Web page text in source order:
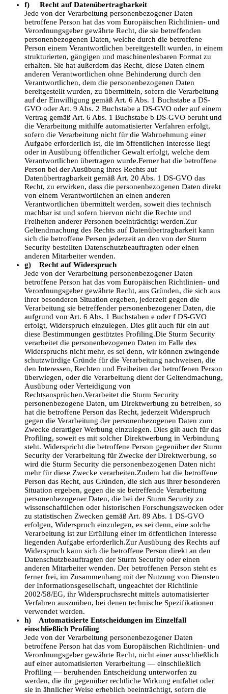
f) Recht auf Datenübertragbarkeit
Jede von der Verarbeitung personenbezogener Daten
betroffene Person hat das vom Europäischen Richtlinien- und
Verordnungsgeber gewährte Recht, die sie betreffenden
personenbezogenen Daten, welche durch die betroffene
Person einem Verantwortlichen bereitgestellt wurden, in einem
strukturierten, gängigen und maschinenlesbaren Format zu
erhalten. Sie hat außerdem das Recht, diese Daten einem
anderen Verantwortlichen ohne Behinderung durch den
Verantwortlichen, dem die personenbezogenen Daten
bereitgestellt wurden, zu übermitteln, sofern die Verarbeitung
auf der Einwilligung gemäß Art. 6 Abs. 1 Buchstabe a DS-
GVO oder Art. 9 Abs. 2 Buchstabe a DS-GVO oder auf einem
Vertrag gemäß Art. 6 Abs. 1 Buchstabe b DS-GVO beruht und
die Verarbeitung mithilfe automatisierter Verfahren erfolgt,
sofern die Verarbeitung nicht für die Wahrnehmung einer
Aufgabe erforderlich ist, die im öffentlichen Interesse liegt
oder in Ausübung öffentlicher Gewalt erfolgt, welche dem
Verantwortlichen übertragen wurde.Ferner hat die betroffene
Person bei der Ausübung ihres Rechts auf
Datenübertragbarkeit gemäß Art. 20 Abs. 1 DS-GVO das
Recht, zu erwirken, dass die personenbezogenen Daten direkt
von einem Verantwortlichen an einen anderen
Verantwortlichen übermittelt werden, soweit dies technisch
machbar ist und sofern hiervon nicht die Rechte und
Freiheiten anderer Personen beeinträchtigt werden.Zur
Geltendmachung des Rechts auf Datenübertragbarkeit kann
sich die betroffene Person jederzeit an den von der Sturm
Security bestellten Datenschutzbeauftragten oder einen
anderen Mitarbeiter wenden.
g) Recht auf Widerspruch
Jede von der Verarbeitung personenbezogener Daten
betroffene Person hat das vom Europäischen Richtlinien- und
Verordnungsgeber gewährte Recht, aus Gründen, die sich aus
ihrer besonderen Situation ergeben, jederzeit gegen die
Verarbeitung sie betreffender personenbezogener Daten, die
aufgrund von Art. 6 Abs. 1 Buchstaben e oder f DS-GVO
erfolgt, Widerspruch einzulegen. Dies gilt auch für ein auf
diese Bestimmungen gestütztes Profiling.Die Sturm Security
verarbeitet die personenbezogenen Daten im Falle des
Widerspruchs nicht mehr, es sei denn, wir können zwingende
schutzwürdige Gründe für die Verarbeitung nachweisen, die
den Interessen, Rechten und Freiheiten der betroffenen Person
überwiegen, oder die Verarbeitung dient der Geltendmachung,
Ausübung oder Verteidigung von
Rechtsansprüchen.Verarbeitet die Sturm Security
personenbezogene Daten, um Direktwerbung zu betreiben, so
hat die betroffene Person das Recht, jederzeit Widerspruch
gegen die Verarbeitung der personenbezogenen Daten zum
Zwecke derartiger Werbung einzulegen. Dies gilt auch für das
Profiling, soweit es mit solcher Direktwerbung in Verbindung
steht. Widerspricht die betroffene Person gegenüber der Sturm
Security der Verarbeitung für Zwecke der Direktwerbung, so
wird die Sturm Security die personenbezogenen Daten nicht
mehr für diese Zwecke verarbeiten.Zudem hat die betroffene
Person das Recht, aus Gründen, die sich aus ihrer besonderen
Situation ergeben, gegen die sie betreffende Verarbeitung
personenbezogener Daten, die bei der Sturm Security zu
wissenschaftlichen oder historischen Forschungszwecken oder
zu statistischen Zwecken gemäß Art. 89 Abs. 1 DS-GVO
erfolgen, Widerspruch einzulegen, es sei denn, eine solche
Verarbeitung ist zur Erfüllung einer im öffentlichen Interesse
liegenden Aufgabe erforderlich.Zur Ausübung des Rechts auf
Widerspruch kann sich die betroffene Person direkt an den
Datenschutzbeauftragten der Sturm Security oder einen
anderen Mitarbeiter wenden. Der betroffenen Person steht es
ferner frei, im Zusammenhang mit der Nutzung von Diensten
der Informationsgesellschaft, ungeachtet der Richtlinie
2002/58/EG, ihr Widerspruchsrecht mittels automatisierter
Verfahren auszuüben, bei denen technische Spezifikationen
verwendet werden.
h) Automatisierte Entscheidungen im Einzelfall
einschließlich Profiling
Jede von der Verarbeitung personenbezogener Daten
betroffene Person hat das vom Europäischen Richtlinien- und
Verordnungsgeber gewährte Recht, nicht einer ausschließlich
auf einer automatisierten Verarbeitung — einschließlich
Profiling — beruhenden Entscheidung unterworfen zu
werden, die ihr gegenüber rechtliche Wirkung entfaltet oder
sie in ähnlicher Weise erheblich beeinträchtigt, sofern die